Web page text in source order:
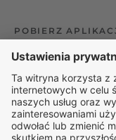
POBIERZ
Organizator
podmiotem
kwietnia 2011 roku o